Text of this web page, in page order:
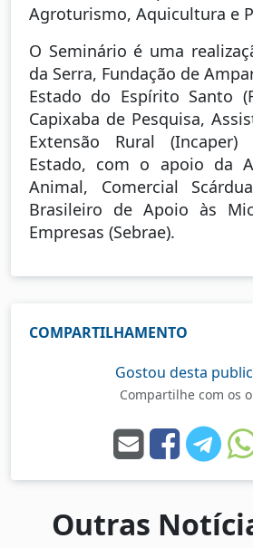
Agroturismo, Aquicultura e
O Seminário é uma
da Serra, Fundação de
Estado do Espírito Santo
Capixaba de Pesquisa,
Extensão Rural
Estado, com o apoio da
Animal, Comercial
Brasileiro de Apoio às
Empresas (Sebrae).
COMPARTILHAMENTO
Gostou desta
Compartilhe com os
Outras